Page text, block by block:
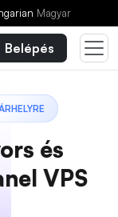
Magyar
Belépés
és
VPS